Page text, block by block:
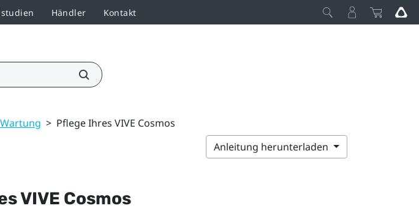
Händler Kontakt
> Pflege Ihres VIVE Cosmos
Anleitung herunterladen
VIVE Cosmos